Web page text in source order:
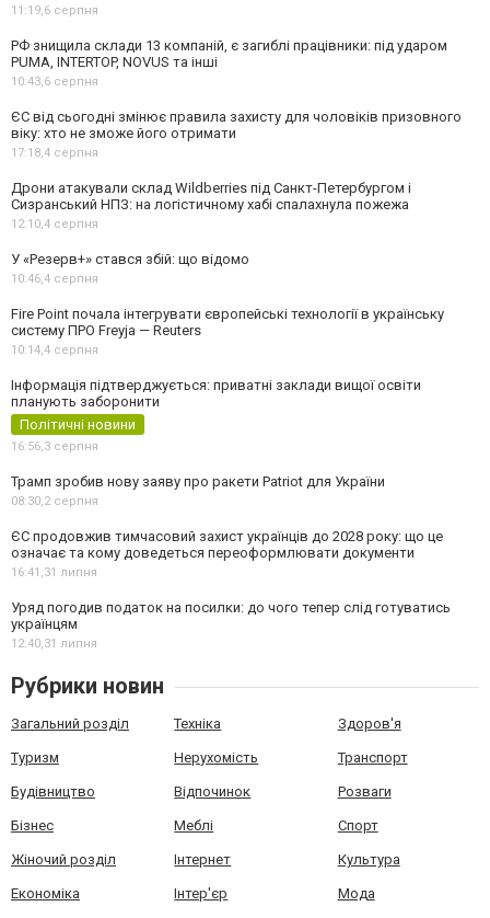
11:19,6 серпня
РФ знищила склади 13 компаній, є загиблі працівники: під ударом
PUMA, INTERTOP, NOVUS та інші
10:43,6 серпня
ЄС від сьогодні змінює правила захисту для чоловіків призовного
віку: хто не зможе його отримати
17:18,4 серпня
Дрони атакували склад Wildberries під Санкт-Петербургом і
Сизранський НПЗ: на логістичному хабі спалахнула пожежа
12:10,4 серпня
У «Резерв+» стався збій: що відомо
10:46,4 серпня
Fire Point почала інтегрувати європейські технології в українську
систему ПРО Freyja — Reuters
10:14,4 серпня
Інформація підтверджується: приватні заклади вищої освіти
планують заборонити
Політичні новини
16:56,3 серпня
Трамп зробив нову заяву про ракети Patriot для України
08:30,2 серпня
ЄС продовжив тимчасовий захист українців до 2028 року: що це
означає та кому доведеться переоформлювати документи
16:41,31 липня
Уряд погодив податок на посилки: до чого тепер слід готуватись
українцям
12:40,31 липня
Рубрики новин
Загальний розділ Техніка Здоров'я
Туризм Нерухомість Транспорт
Будівництво Відпочинок Розваги
Бізнес Меблі Спорт
Жіночий розділ Інтернет Культура
Економіка Інтер'єр Мода